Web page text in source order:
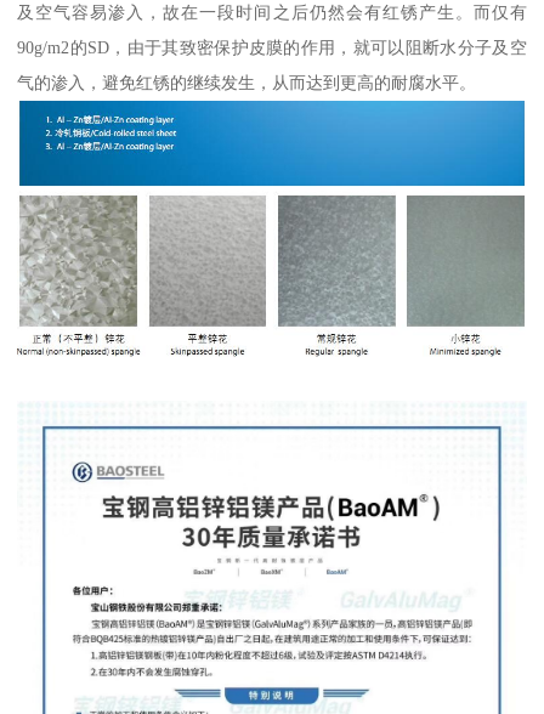
及空气容易渗入，故在一段时间之后仍然会有红锈产生。而仅有
90g/m2的SD，由于其致密保护皮膜的作用，就可以阻断水分子及空
气的渗入，避免红锈的继续发生，从而达到更高的耐腐水平。